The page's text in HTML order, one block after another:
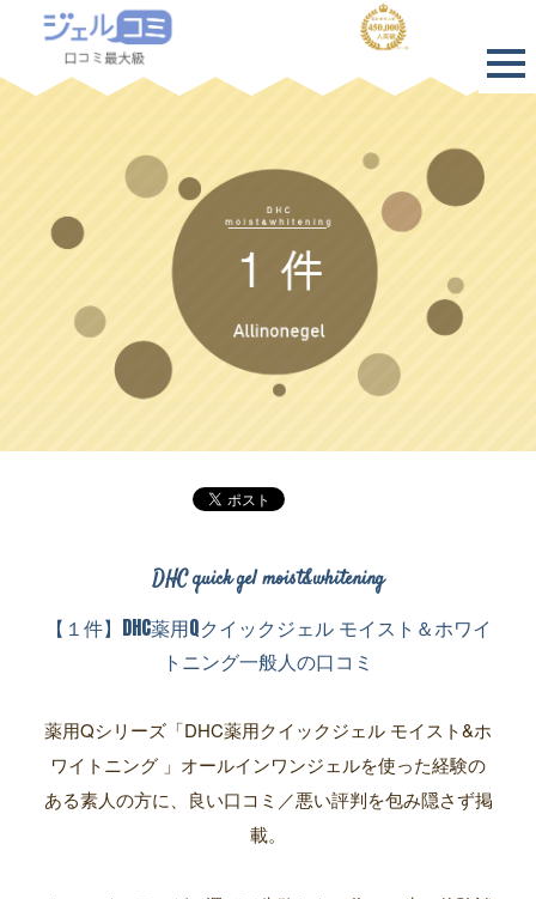
DHC quick gel moist&whitening
【１件】DHC薬用Qクイックジェル モイスト＆ホワイ
トニング一般人の口コミ
薬用Qシリーズ「DHC薬用クイックジェル モイスト&ホ
ワイトニング 」オールインワンジェルを使った経験の
ある素人の方に、良い口コミ／悪い評判を包み隠さず掲
載。